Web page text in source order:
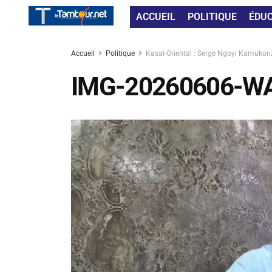
ACCUEIL POLITIQUE
Accueil Politique Kasaï-Oriental : Serge Ngoyi
IMG-20260606-